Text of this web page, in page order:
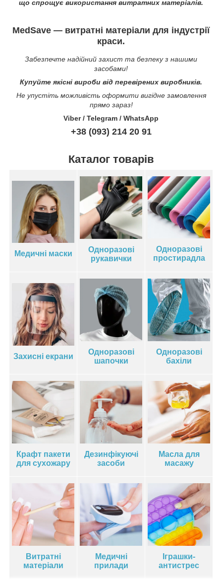
що спрощує використання витратних матеріалів.
MedSave — витратні матеріали для індустрії
краси.
Забезпечте надійний захист та безпеку з нашими
засобами!
Купуйте якісні вироби від перевірених виробників.
Не упустіть можливість оформити вигідне замовлення
прямо зараз!
Viber / Telegram / WhatsApp
+38 (093) 214 20 91
Каталог товарів
Медичні маски
Одноразові
рукавички
Одноразові
простирадла
Захисні екрани
Одноразові
шапочки
Одноразові
бахіли
Крафт пакети
для сухожару
Дезинфікуючі
засоби
Масла для
масажу
Витратні
матеріали
Медичні
прилади
Іграшки-
антистрес